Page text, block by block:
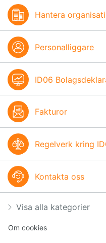
Hantera
Personalliggare
ID06
Fakturor
Regelverk kring
Kontakta oss
Visa alla kategorier
Om cookies